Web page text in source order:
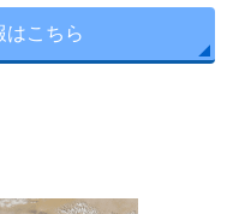
はこちら